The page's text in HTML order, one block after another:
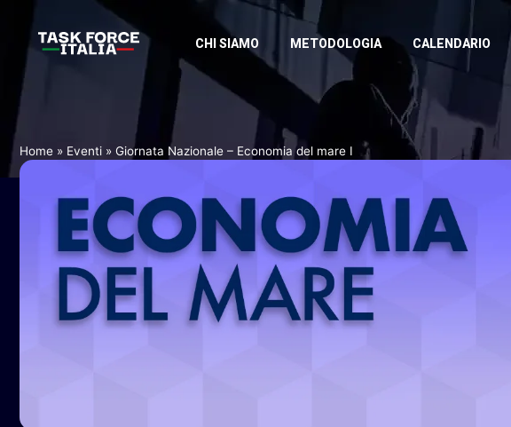
CHI SIAMO METODOLOGIA CALENDARIO
Home » Eventi » Giornata Nazionale – Economia del mare I